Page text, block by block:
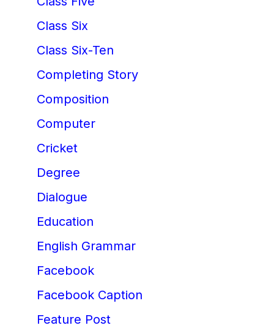
Class Six
Class Six-Ten
Completing Story
Composition
Computer
Cricket
Degree
Dialogue
Education
English Grammar
Facebook
Facebook Caption
Feature Post